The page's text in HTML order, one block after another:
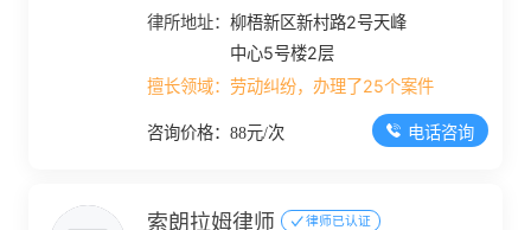
律所地址：柳梧新区新村路2号天峰
中心5号楼2层
擅长领域：劳动纠纷，办理了25个案件
咨询价格：88元/次 电话咨询
索朗拉姆律师 律师已认证